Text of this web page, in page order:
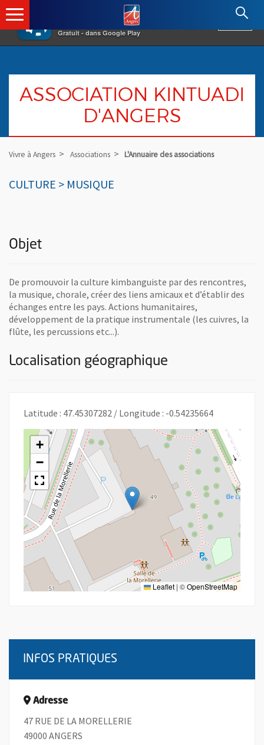
×
Gratuit - dans Google Play
Angers.fr : Retour à l'accueil
ASSOCIATION KINTUADI
D'ANGERS
Vivre à Angers Associations L'Annuaire des associations
CULTURE > MUSIQUE
Objet
De promouvoir la culture kimbanguiste par des rencontres,
la musique, chorale, créer des liens amicaux et d’établir des
échanges entre les pays. Actions humanitaires,
développement de la pratique instrumentale (les cuivres, la
flûte, les percussions etc...).
Localisation géographique
Latitude : 47.45307282 / Longitude : -0.54235664
+
−
Leaflet | ©OpenStreetMap
INFOS PRATIQUES
Adresse
47 RUE DE LA MORELLERIE
49000 ANGERS